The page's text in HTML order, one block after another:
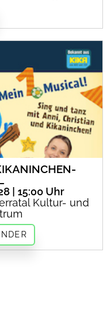
| 15:00 Uhr
Kultur- und